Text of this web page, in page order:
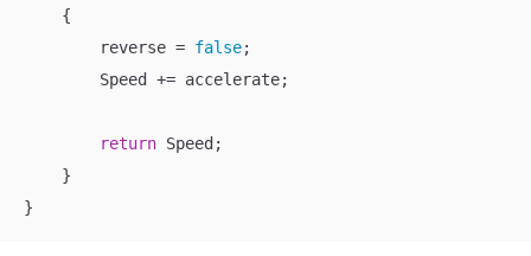
{
        reverse =
false;
        Speed += accelerate;
return Speed;
    }
}